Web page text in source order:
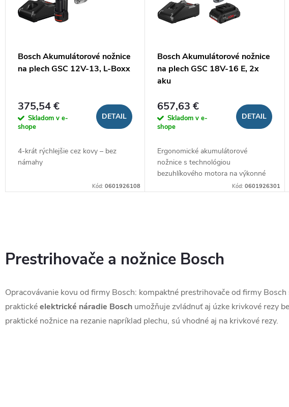
o
t
Bosch Akumulátorové nožnice
na plech GSC 12V-13, L-Boxx
375,54 €
Skladom v e-
shope
DETAIL
4-krát rýchlejšie cez kovy – bez
námahy
Kód:0601926108
Bosch Akumulátorové nožnice
na plech GSC 18V-16 E, 2x
aku
657,63 €
Skladom v e-
shope
DETAIL
Ergonomické akumulátorové
nožnice s technológiou
bezuhlíkového motora na výkonné
Kód: 0601926301
v
l
á
d
a
Prestrihovače a nožnice Bosch
Opracovávanie kovu od firmy Bosch: kompaktné prestrihovače od firmy Bosch
praktickéelektrické náradie Bosch umožňuje zvládnuť aj úzke krivkové rezy
praktické nožnice na rezanie napríklad plechu, sú vhodné aj na krivkové rezy.